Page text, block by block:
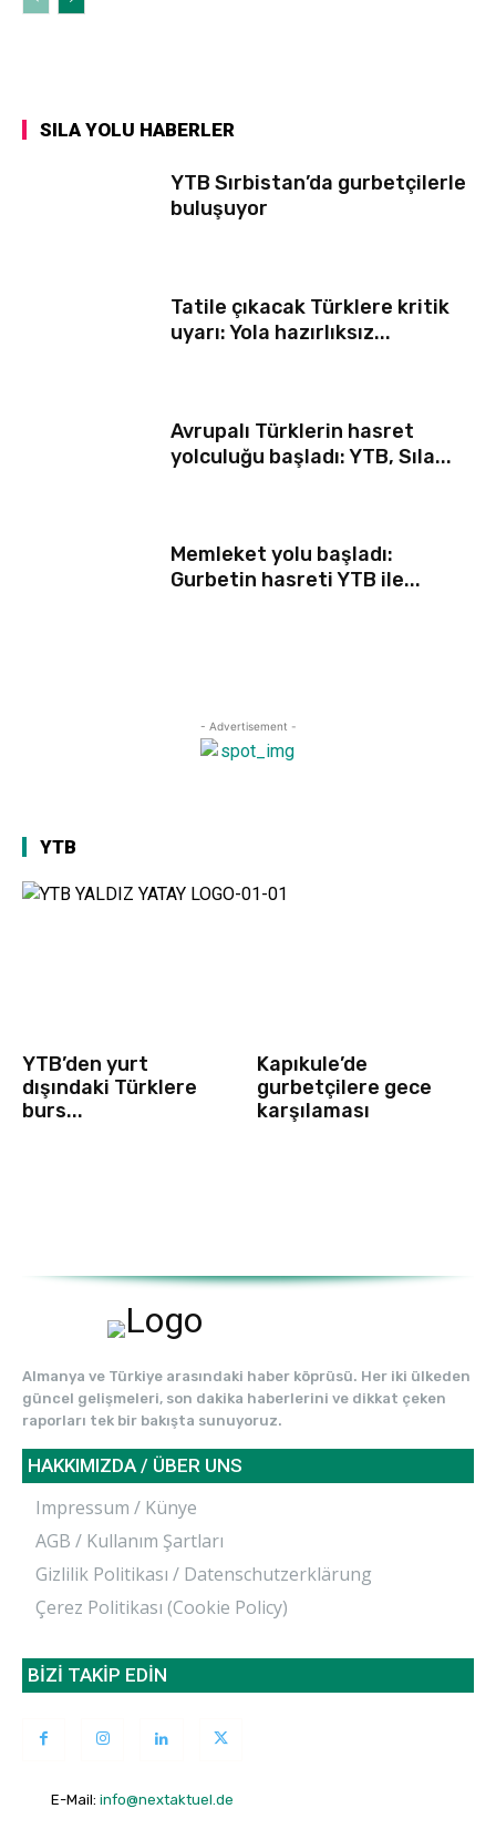
SILA YOLU HABERLER
YTB Sırbistan’da gurbetçilerle
buluşuyor
Tatile çıkacak Türklere kritik
uyarı: Yola hazırlıksız...
Avrupalı Türklerin hasret
yolculuğu başladı: YTB, Sıla...
Memleket yolu başladı:
Gurbetin hasreti YTB ile...
- Advertisement -
YTB
YTB’den yurt
dışındaki Türklere
burs...
Kapıkule’de
gurbetçilere gece
karşılaması
Almanya ve Türkiye arasındaki haber köprüsü. Her iki ülkeden
güncel gelişmeleri, son dakika haberlerini ve dikkat çeken
raporları tek bir bakışta sunuyoruz.
HAKKIMIZDA / ÜBER UNS
Impressum / Künye
AGB / Kullanım Şartları
Gizlilik Politikası / Datenschutzerklärung
Çerez Politikası (Cookie Policy)
BİZİ TAKİP EDİN
E-Mail: info@nextaktuel.de